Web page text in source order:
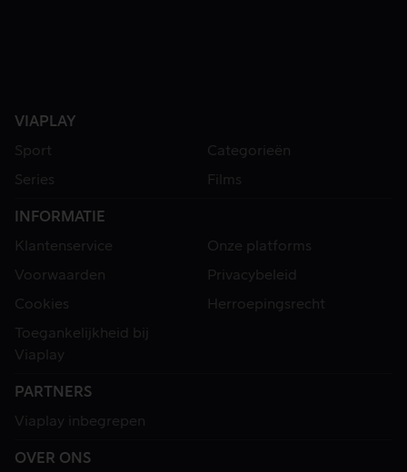
VIAPLAY
Sport
Categorieën
Series
Films
INFORMATIE
Klantenservice
Onze platforms
Voorwaarden
Privacybeleid
Cookies
Herroepingsrecht
Toegankelijkheid bij
Viaplay
PARTNERS
Viaplay inbegrepen
OVER ONS